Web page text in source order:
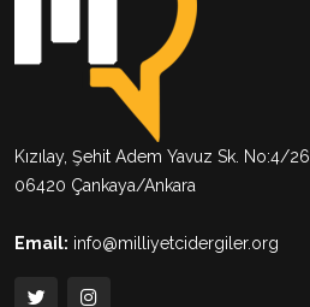
Kızılay, Şehit Adem Yavuz Sk. No:4/26
06420 Çankaya/Ankara
Email: info@milliyetcidergiler.org